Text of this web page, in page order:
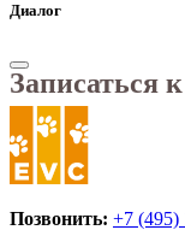
Диалог
Записаться
Позвонить: +7 (495)